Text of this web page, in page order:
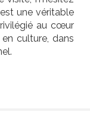
une véritable
au cœur
culture, dans